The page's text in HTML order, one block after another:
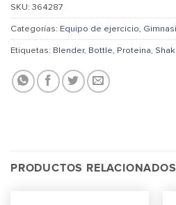
SKU: 364287
Categorías: Equipo de ejercicio,
Etiquetas: Blender, Bottle, Proteina,
PRODUCTOS RELACIONADOS